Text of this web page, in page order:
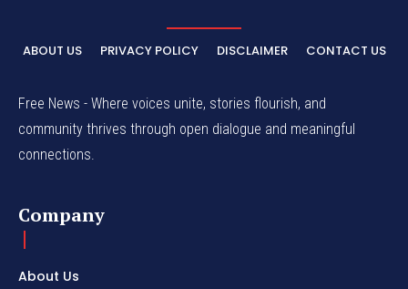
ABOUT US PRIVACY POLICY DISCLAIMER CONTACT US
Free News - Where voices unite, stories flourish, and
community thrives through open dialogue and meaningful
connections.
Company
About Us